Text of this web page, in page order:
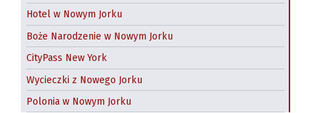
Hotel w Nowym Jorku
Boże Narodzenie w Nowym Jorku
CityPass New York
Wycieczki z Nowego Jorku
Polonia w Nowym Jorku